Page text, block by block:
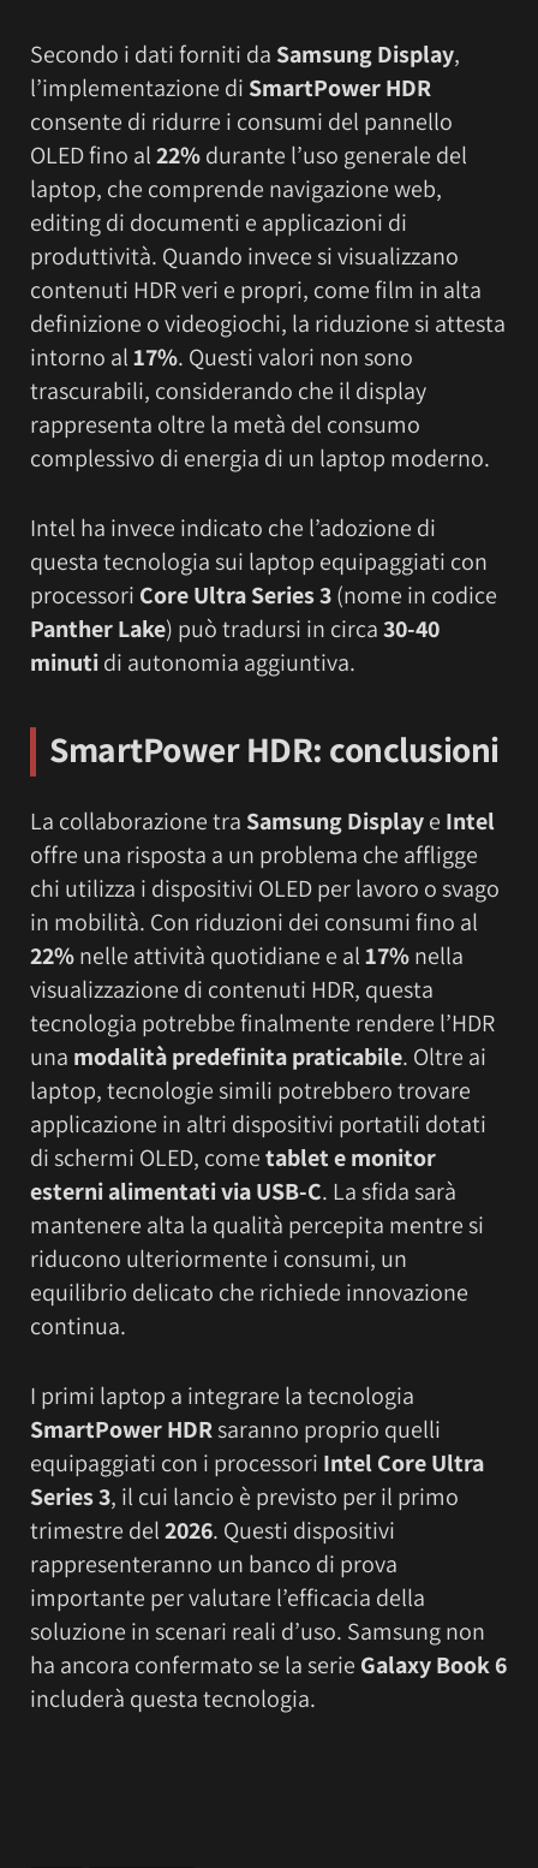
Secondo i dati forniti da Samsung Display,
l’implementazione di SmartPower HDR
consente di ridurre i consumi del pannello
OLED fino al22%durante l’uso generale del
laptop, che comprende navigazione web,
editing di documenti e applicazioni di
produttività. Quando invece si visualizzano
contenuti HDR veri e propri, come film in alta
definizione o videogiochi, la riduzione si attesta
intorno al17%. Questi valori non sono
trascurabili, considerando che il display
rappresenta oltre la metà del consumo
complessivo di energia di un laptop moderno.
Intel ha invece indicato che l’adozione di
questa tecnologia sui laptop equipaggiati con
processori Core Ultra Series 3(nome in codice
Panther Lake) può tradursi in circa30-40
minutidi autonomia aggiuntiva.
SmartPower HDR: conclusioni
La collaborazione tra Samsung Displaye Intel
offre una risposta a un problema che affligge
chi utilizza i dispositivi OLED per lavoro o svago
in mobilità. Con riduzioni dei consumi fino al
22%nelle attività quotidiane e al17%nella
visualizzazione di contenuti HDR, questa
tecnologia potrebbe finalmente rendere l’HDR
una modalità predefinita praticabile. Oltre ai
laptop, tecnologie simili potrebbero trovare
applicazione in altri dispositivi portatili dotati
di schermi OLED, cometablet e monitor
esterni alimentati via USB-C. La sfida sarà
mantenere alta la qualità percepita mentre si
riducono ulteriormente i consumi, un
equilibrio delicato che richiede innovazione
continua.
I primi laptop a integrare la tecnologia
SmartPower HDRsaranno proprio quelli
equipaggiati con i processori Intel Core Ultra
Series 3, il cui lancio è previsto per il primo
trimestre del2026. Questi dispositivi
rappresenteranno un banco di prova
importante per valutare l’efficacia della
soluzione in scenari reali d’uso. Samsung non
ha ancora confermato se la serie Galaxy Book 6
includerà questa tecnologia.